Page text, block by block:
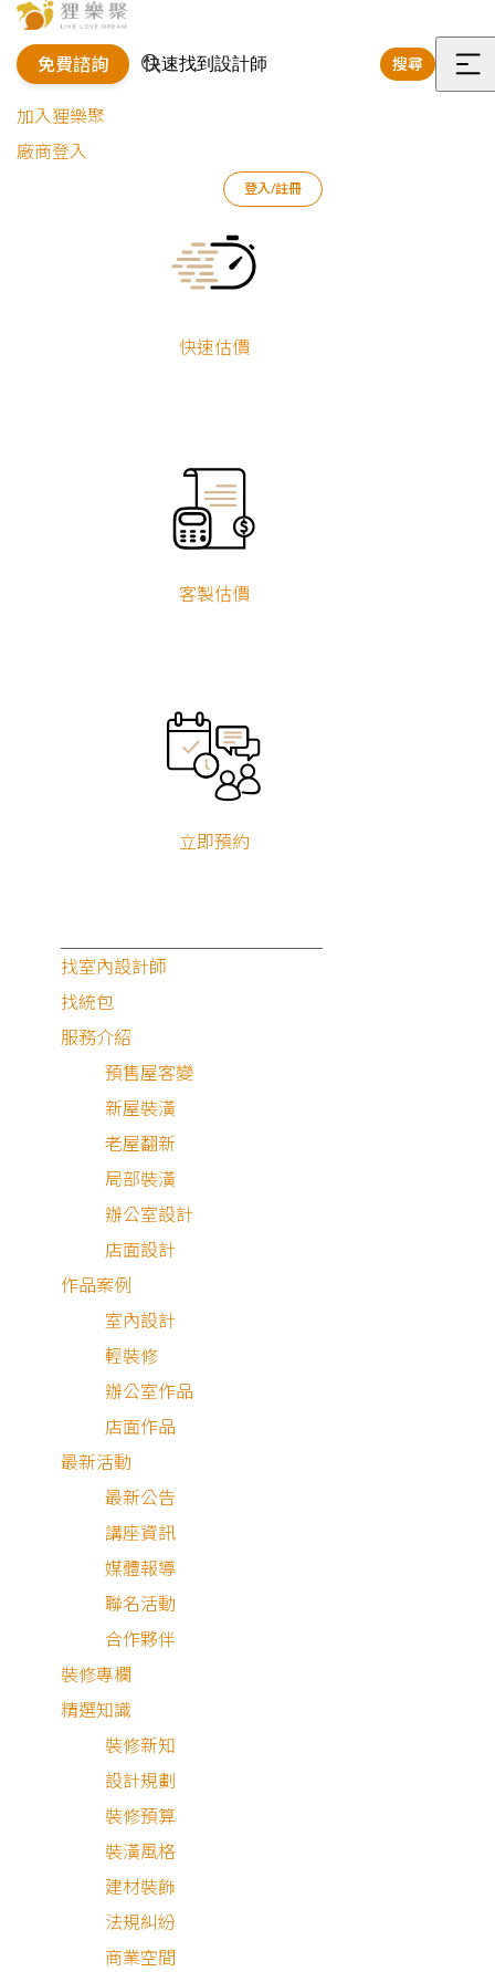
免費諮詢 搜尋
選
加入狸樂聚
廠商登入
登入/註冊
快速估價
客製估價
立即預約
找室內設計師
找統包
服務介紹
預售屋客變
新屋裝潢
老屋翻新
局部裝潢
辦公室設計
店面設計
作品案例
室內設計
輕裝修
辦公室作品
店面作品
最新活動
最新公告
講座資訊
媒體報導
聯名活動
合作夥伴
裝修專欄
精選知識
裝修新知
設計規劃
裝修預算
裝潢風格
建材裝飾
法規糾紛
商業空間
室內設計作品 張詠琮
老屋翻新__清新
雅緻翻新漫生活
簡約風